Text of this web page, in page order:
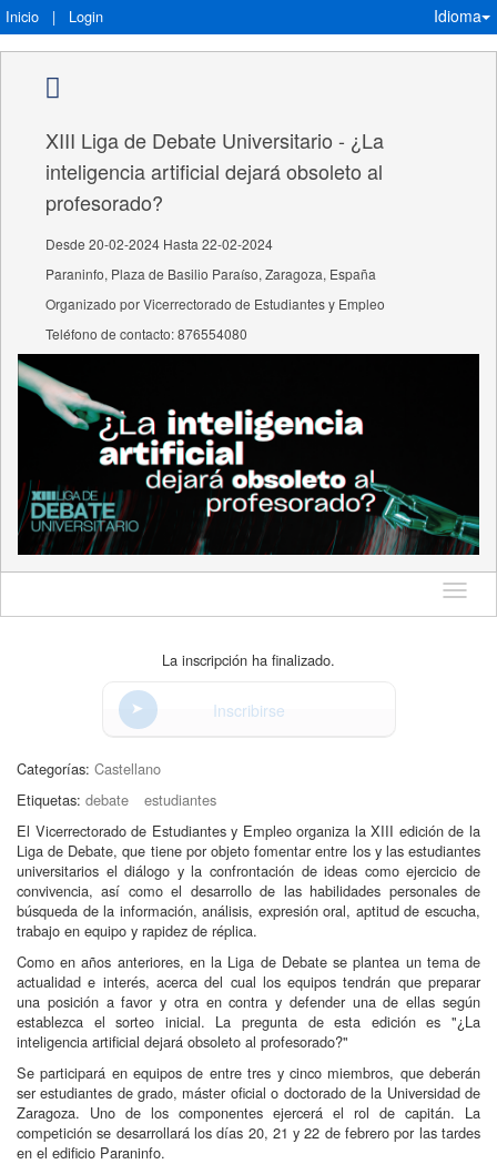
Inicio | Login Idioma
XIII Liga de Debate Universitario - ¿La
inteligencia artificial dejará obsoleto al
profesorado?
Desde 20-02-2024 Hasta 22-02-2024
Paraninfo, Plaza de Basilio Paraíso, Zaragoza, España
Organizado por Vicerrectorado de Estudiantes y Empleo
Teléfono de contacto: 876554080
Idioma
La inscripción ha finalizado.
Inscribirse
Categorías: Castellano
Etiquetas: debate
estudiantes
El Vicerrectorado de Estudiantes y Empleo organiza la XIII edición de la
Liga de Debate, que tiene por objeto fomentar entre los y las estudiantes
universitarios el diálogo y la confrontación de ideas como ejercicio de
convivencia, así como el desarrollo de las habilidades personales de
búsqueda de la información, análisis, expresión oral, aptitud de escucha,
trabajo en equipo y rapidez de réplica.
Como en años anteriores, en la Liga de Debate se plantea un tema de
actualidad e interés, acerca del cual los equipos tendrán que preparar
una posición a favor y otra en contra y defender una de ellas según
establezca el sorteo inicial. La pregunta de esta edición es "¿La
inteligencia artificial dejará obsoleto al profesorado?"
Se participará en equipos de entre tres y cinco miembros, que deberán
ser estudiantes de grado, máster oficial o doctorado de la Universidad de
Zaragoza. Uno de los componentes ejercerá el rol de capitán. La
competición se desarrollará los días 20, 21 y 22 de febrero por las tardes
en el edificio Paraninfo.